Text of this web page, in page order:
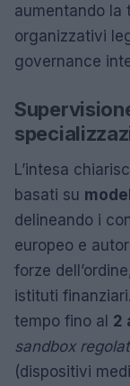
aumentando la
organizzativi
governance
L’intesa
basati su
delineando i
europeo e
forze
istituti
tempo fino al 2
sandbox
(dispositivi